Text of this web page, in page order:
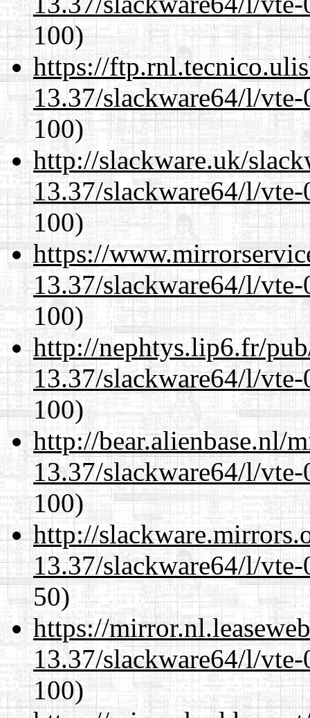
100)
https://
13.37/slackware64/l/
100)
http://slackware.uk/
13.37/slackware64/l/
100)
https://
13.37/slackware64/l/
100)
http://nephtys.lip6.fr/
13.37/slackware64/l/
100)
http://bear.alienbase.nl/
13.37/slackware64/l/
100)
http://
13.37/slackware64/l/
50)
https://
13.37/slackware64/l/
100)